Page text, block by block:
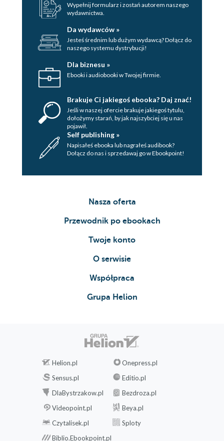
Wypełnij formularz i zostań autorem naszego
wydawnictwa.
Da wydawców »
Jesteś średnim lub dużym wydawcą? Dołącz do
naszego systemu dystrybucji!
Dla biznesu »
Ebooki i audiobooki w Twojej firmie.
Brakuje Ci jakiegoś ebooka? Daj znać!
Jeśli w naszej ofercie brakuje jakiegoś tytulu,
dołożymy starań, by jak najszybciej się u nas
pojawił.
Self publishing »
Napisałeś ebooka lub nagrałeś audibook?
Dołącz do nas i sprzedawaj go w Ebookpoint!
Nasza oferta
Przewodnik po ebookach
Twoje konto
O serwisie
Współpraca
Grupa Helion
Helion.pl
Onepress.pl
Sensus.pl
Editio.pl
DlaBystrzakow.pl
Bezdroza.pl
Videopoint.pl
Beya.pl
Czytalisek.pl
Sploty
Biblio.Ebookpoint.pl